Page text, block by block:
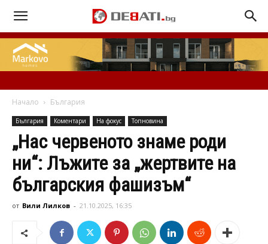
Начало България
България Коментари На фокус Топновина
„Нас червеното знаме роди
ни“: Лъжите за „жертвите на
българския фашизъм“
от Вили Лилков - 21.10.2025, 16:35